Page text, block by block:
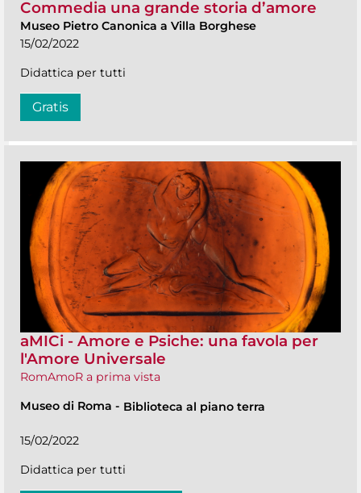
Commedia una grande storia d’amore
Museo Pietro Canonica a Villa Borghese
15/02/2022
Didattica per tutti
Gratis
aMICi - Amore e Psiche: una favola per
l'Amore Universale
RomAmoR a prima vista
Museo di Roma - Biblioteca al piano terra
15/02/2022
Didattica per tutti